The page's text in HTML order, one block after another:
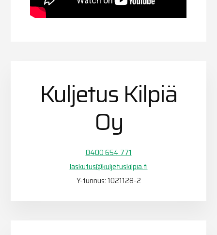
Kuljetus Kilpiä
Oy
0400 654 771
laskutus@kuljetuskilpia.fi
Y-tunnus: 1021128-2